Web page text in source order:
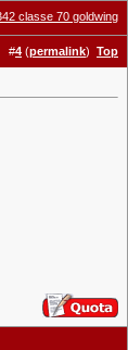
classe 70 goldwing
#4 (permalink) Top